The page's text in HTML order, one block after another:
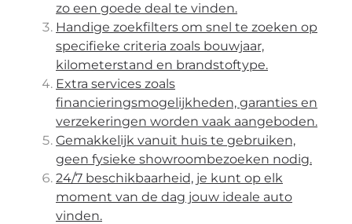
zo een goede deal te vinden.
Handige zoekfilters om snel te zoeken op
specifieke criteria zoals bouwjaar,
kilometerstand en brandstoftype.
Extra services zoals
financieringsmogelijkheden, garanties en
verzekeringen worden vaak aangeboden.
Gemakkelijk vanuit huis te gebruiken,
geen fysieke showroombezoeken nodig.
24/7 beschikbaarheid, je kunt op elk
moment van de dag jouw ideale auto
vinden.